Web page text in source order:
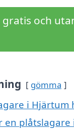
gratis och
gömma
i Hjärtum
en plåtslagare